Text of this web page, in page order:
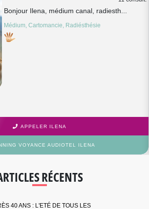
Bonjour Ilena, médium canal, radiesth...
Médium, Cartomancie, Radiésthésie
APPELER ILENA
VOYANCE AUDIOTEL ILENA
RÉCENTS
40 ANS : L'ETÉ DE TOUS LES